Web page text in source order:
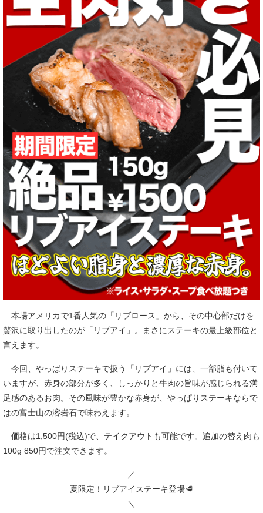
本場アメリカで1番人気の「リブロース」から、その中心部だけを
贅沢に取り出したのが「リブアイ」。まさにステーキの最上級部位と
言えます。
今回、やっぱりステーキで扱う「リブアイ」には、一部脂も付いて
いますが、赤身の部分が多く、しっかりと牛肉の旨味が感じられる満
足感のあるお肉。その風味が豊かな赤身が、やっぱりステーキならで
はの富士山の溶岩石で味わえます。
価格は1,500円(税込)で、テイクアウトも可能です。追加の替え肉も
100g 850円で注文できます。
／
夏限定！リブアイステーキ登場🥩
＼